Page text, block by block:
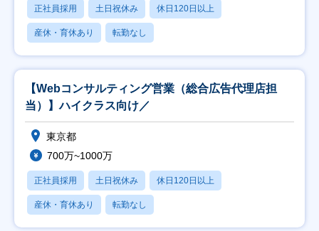
正社員採用 土日祝休み 休日120日以上
産休・育休あり 転勤なし
【Webコンサルティング営業（総合広告代理店担
当）】ハイクラス向け／
東京都
700万~1000万
正社員採用 土日祝休み 休日120日以上
産休・育休あり 転勤なし